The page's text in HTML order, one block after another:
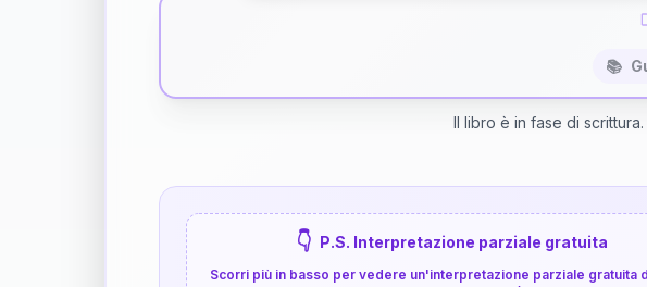
📚
Il libro è in fase di
👇 P.S. Interpretazione parziale gratuita
Scorri più in basso per vedere un'interpretazione parziale gratuita